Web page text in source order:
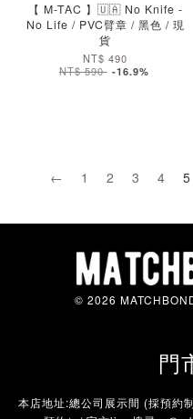
【 M-TAC 】🇺🇦 No Knife -
No Life / PVC臂章 / 黑色 / 現
貨
NT$ 490
NT$ 590 -16.9%
加入購物車
← 1 2 3 4 5
© 2026
門
本店地址:總公司展示間 (採預約